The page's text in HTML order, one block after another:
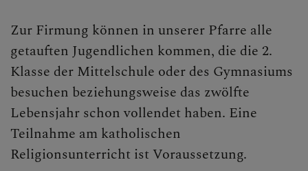
Taufe
Firmung
Erstkommunion
Beichte
Krankensalbung
Zur Firmung können in unserer Pfarre alle
getauften Jugendlichen kommen, die die 2.
Klasse der Mittelschule oder des Gymnasiums
besuchen beziehungsweise das zwölfte
Lebensjahr schon vollendet haben. Eine
Teilnahme am katholischen
Religionsunterricht ist Voraussetzung.